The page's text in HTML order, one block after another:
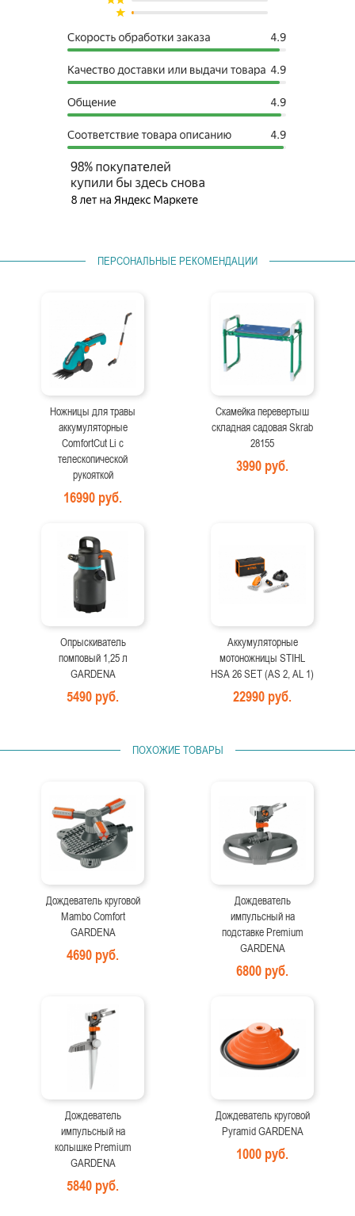
ПЕРСОНАЛЬНЫЕ РЕКОМЕНДАЦИИ
Ножницы для травы
аккумуляторные
ComfortCut Li с
телескопической
рукояткой
16990 руб.
Скамейка перевертыш
складная садовая Skrab
28155
3990 руб.
Опрыскиватель
помповый 1,25 л
GARDENA
5490 руб.
Аккумуляторные
мотоножницы STIHL
HSA 26 SET (AS 2, AL 1)
22990 руб.
ПОХОЖИЕ ТОВАРЫ
Дождеватель круговой
Mambo Comfort
GARDENA
4690 руб.
Дождеватель
импульсный на
подставке Premium
GARDENA
6800 руб.
Дождеватель
импульсный на
колышке Premium
GARDENA
5840 руб.
Дождеватель круговой
Pyramid GARDENA
1000 руб.